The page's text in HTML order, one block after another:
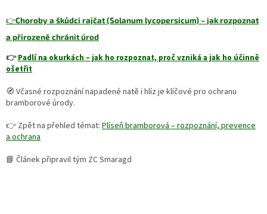
👉Choroby a škůdci rajčat (Solanum lycopersicum) – jak rozpoznat
a přirozeně chránit úrod
👉Padlí na okurkách – jak ho rozpoznat, proč vzniká a jak ho účinně
ošetřit
🧭 Včasné rozpoznání napadené natě i hlíz je klíčové pro ochranu
bramborové úrody.
👉 Zpět na přehled témat: Plíseň bramborová – rozpoznání, prevence
a ochrana
📘 Článek připravil tým ZC Smaragd